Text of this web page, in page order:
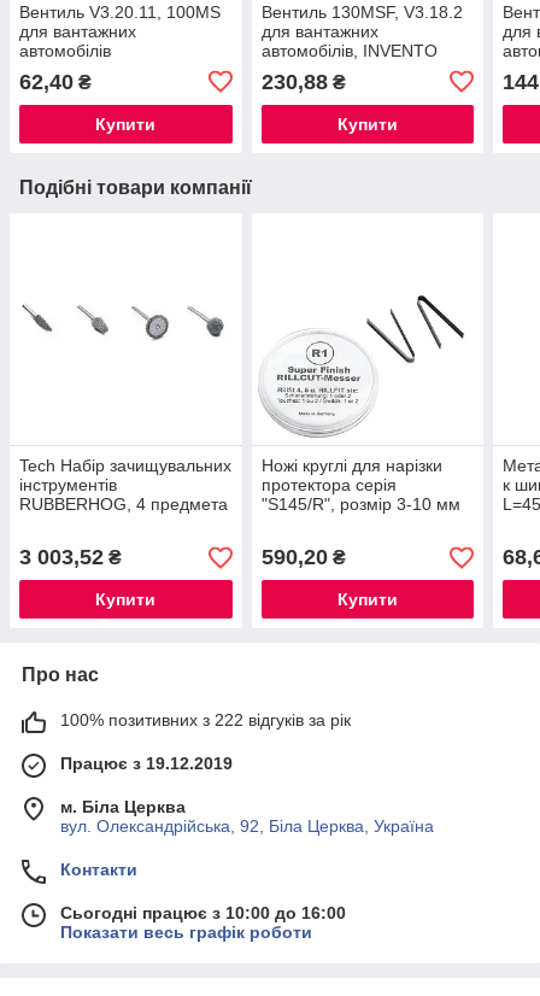
Вентиль V3.20.11, 100MS
для вантажних
автомобілів
62,40 ₴
Купити
Вентиль 130MSF, V3.18.2
для вантажних
автомобілів, INVENTO
230,88₴
Купити
для
Подібні товари компанії
Tech Набір зачищувальних
інструментів
RUBBERHOG, 4 предмета
3 003,52 ₴
Купити
Ножі круглі для нарізки
протектора серія
"S145/R", розмір 3-10 мм
590,20₴
Купити
к
Про нас
100% позитивних з 222 відгуків за рік
Працює з 19.12.2019
м. Біла Церква
вул. Олександрійська, 92, Біла Церква, Україна
Контакти
Сьогодні працює з 10:00 до 16:00
Показати весь графік роботи